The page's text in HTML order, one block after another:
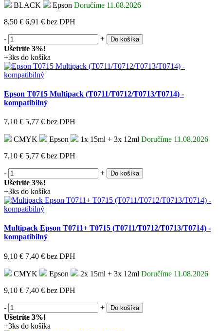
BLACK Epson Doručíme 11.08.2026
8,50 € 6,91 € bez DPH
- + Do košíka
Ušetríte 3%!
+3ks do košíka
Epson T0715 Multipack (T0711/T0712/T0713/T0714) -
kompatibilný
7,10 € 5,77 € bez DPH
CMYK Epson 1x 15ml + 3x 12ml Doručíme 11.08.2026
7,10 € 5,77 € bez DPH
- + Do košíka
Ušetríte 3%!
+3ks do košíka
Multipack Epson T0711+ T0715 (T0711/T0712/T0713/T0714) -
kompatibilný
9,10 € 7,40 € bez DPH
CMYK Epson 2x 15ml + 3x 12ml Doručíme 11.08.2026
9,10 € 7,40 € bez DPH
- + Do košíka
Ušetríte 3%!
+3ks do košíka